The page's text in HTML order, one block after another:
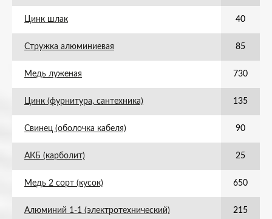
Цинк шлак 40
Стружка алюминиевая 85
Медь луженая 730
Цинк (фурнитура, сантехника) 135
Свинец (оболочка кабеля) 90
АКБ (карболит) 25
Медь 2 сорт (кусок) 650
Алюминий 1-1 (электротехнический) 215